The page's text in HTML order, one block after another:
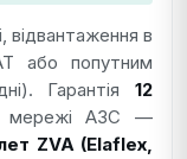
відвантаження в
або попутним
Гарантія 12
мережі АЗС —
ZVA (Elaflex,